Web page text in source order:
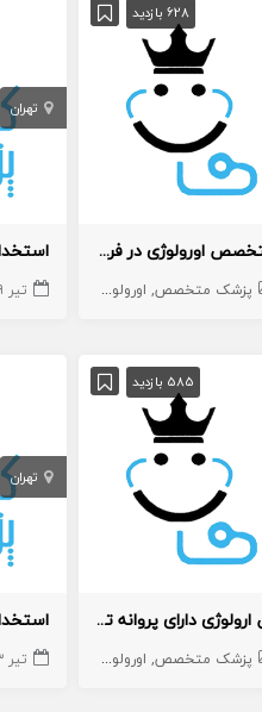
628 بازدید
استخدام پزشک متخصص اورولوژی در فردیس
پزشک متخصص اورولوژی
تهران
تیر ۹, ۱۴۰۵
585 بازدید
استخدام متخصص ارولوژی دارای پروانه تهران
پزشک متخصص اورولوژی
تهران
تیر ۲۳, ۱۴۰۵